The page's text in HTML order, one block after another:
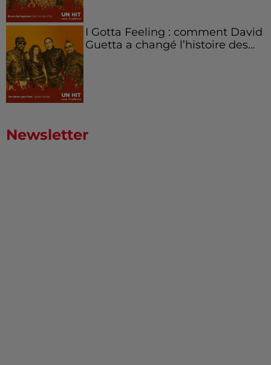
I Gotta Feeling : comment David
Guetta a changé l’histoire des...
Newsletter